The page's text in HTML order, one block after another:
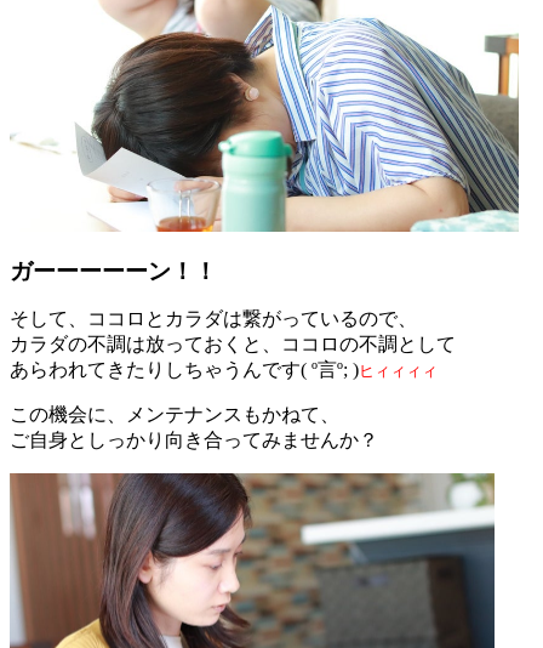
ガーーーーーン！！
そして、ココロとカラダは繋がっているので、
カラダの不調は放っておくと、ココロの不調として
あらわれてきたりしちゃうんです( º言º; )ヒィィィィ
この機会に、メンテナンスもかねて、
ご自身としっかり向き合ってみませんか？